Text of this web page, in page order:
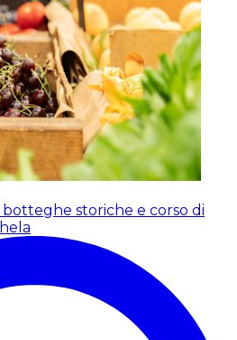
storiche e corso di